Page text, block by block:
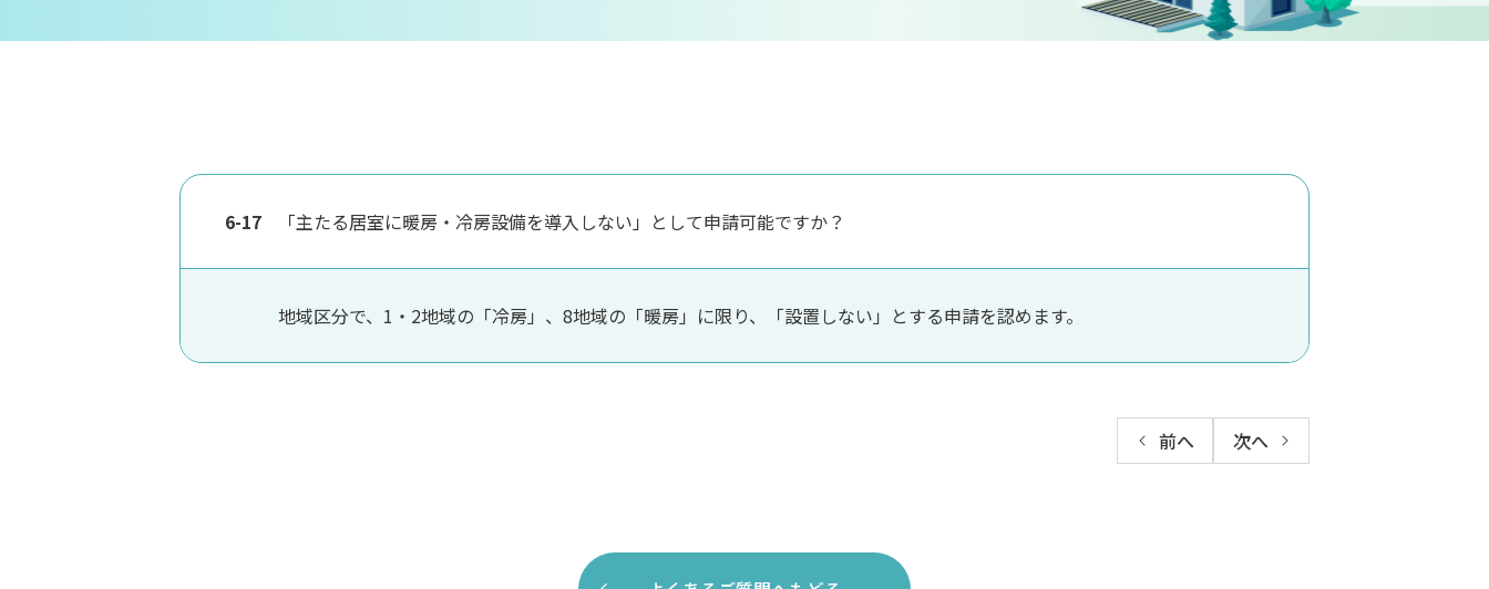
6-17 「主たる居室に暖房・冷房設備を導入しない」として申請可能ですか？
地域区分で、1・2地域の「冷房」、8地域の「暖房」に限り、「設置しない」とする申請を認めます。